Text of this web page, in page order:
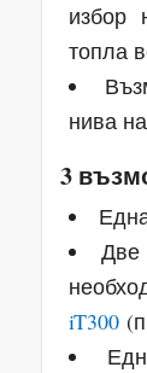
избор
топла
нива
3
Две
iT300